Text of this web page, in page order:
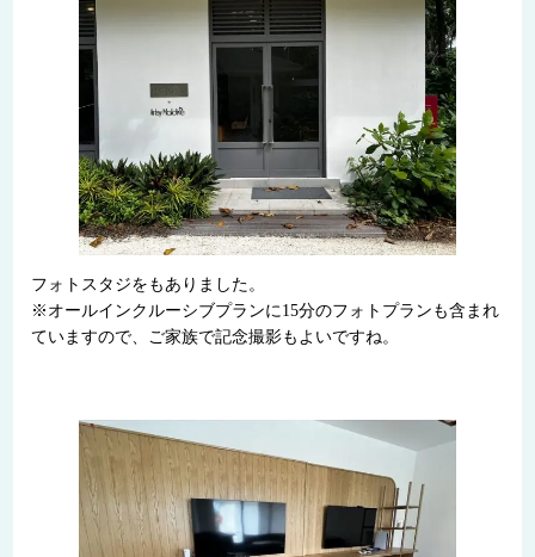
フォトスタジをもありました。
※オールインクルーシブプランに15分のフォトプランも含まれ
ていますので、ご家族で記念撮影もよいですね。